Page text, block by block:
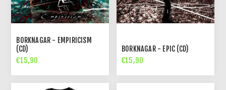
BORKNAGAR - EMPIRICISM
(CD)
€15,90
BORKNAGAR - EPIC (CD)
€15,90